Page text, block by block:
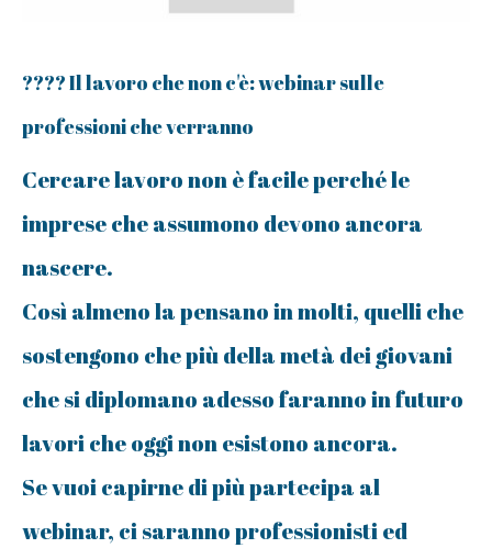
???? Il lavoro che non c'è: webinar sulle
professioni che verranno
Cercare lavoro non è facile perché le
imprese che assumono devono ancora
nascere.
Così almeno la pensano in molti, quelli che
sostengono che più della metà dei giovani
che si diplomano adesso faranno in futuro
lavori che oggi non esistono ancora.
Se vuoi capirne di più partecipa al
webinar, ci saranno professionisti ed